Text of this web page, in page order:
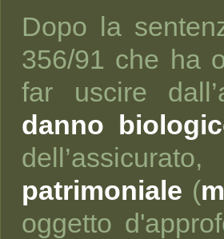
Dopo la
356/91 che ha
far uscire
danno
patrimoniale (
oggetto